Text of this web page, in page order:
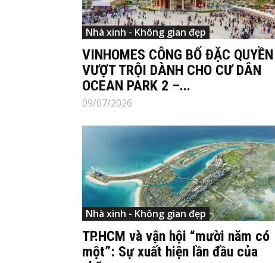
Nhà xinh - Không gian đẹp
VINHOMES CÔNG BỐ ĐẶC QUYỀN
VƯỢT TRỘI DÀNH CHO CƯ DÂN
OCEAN PARK 2 –...
09/07/2026
Nhà xinh - Không gian đẹp
TP.HCM và vận hội “mười năm có
một”: Sự xuất hiện lần đầu của